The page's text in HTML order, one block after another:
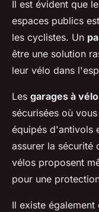
Il est évident que le
espaces publics
les cyclistes. Un
être une solution
leur vélo dans
Les garages à
sécurisées où
équipés d'antivols
assurer la sécurité
vélos proposent
pour une
Il existe également